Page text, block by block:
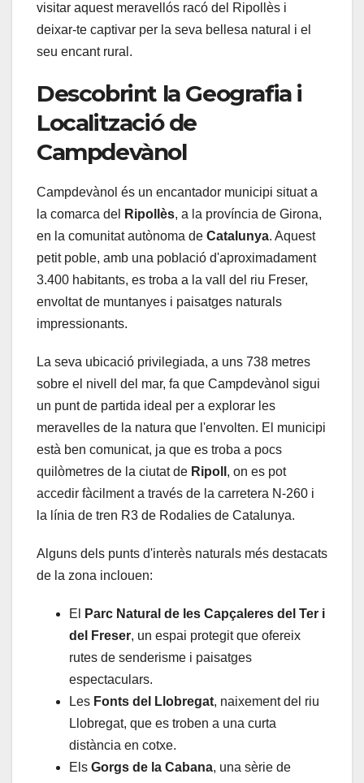
visitar aquest meravellós racó del Ripollès i
deixar-te captivar per la seva bellesa natural i el
seu encant rural.
Descobrint la Geografia i
Localització de
Campdevànol
Campdevànol és un encantador municipi situat a
la comarca del
Ripollès, a la província de Girona,
en la comunitat autònoma de Catalunya. Aquest
petit poble, amb una població d'aproximadament
3.400 habitants, es troba a la vall del riu Freser,
envoltat de muntanyes i paisatges naturals
impressionants.
La seva ubicació privilegiada, a uns 738 metres
sobre el nivell del mar, fa que Campdevànol sigui
un punt de partida ideal per a explorar les
meravelles de la natura que l'envolten. El municipi
està ben comunicat, ja que es troba a pocs
quilòmetres de la ciutat de Ripoll , on es pot
accedir fàcilment a través de la carretera N-260 i
la línia de tren R3 de Rodalies de Catalunya.
Alguns dels punts d'interès naturals més destacats
de la zona inclouen:
El
Parc Natural de les Capçaleres del Ter i
del Freser, un espai protegit que ofereix
rutes de senderisme i paisatges
espectaculars.
Les Fonts del Llobregat, naixement del riu
Llobregat, que es troben a una curta
distància en cotxe.
Els Gorgs de la Cabana, una sèrie de